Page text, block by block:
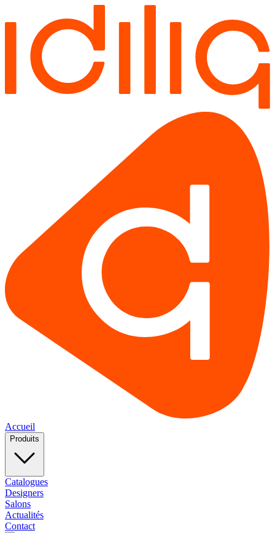
Accueil
Produits
Catalogues
Designers
Salons
Actualités
Contact